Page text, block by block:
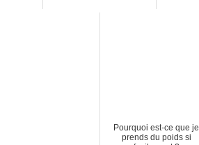
Pourquoi est-ce que je
prends du poids si